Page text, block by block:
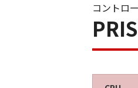
コントロ